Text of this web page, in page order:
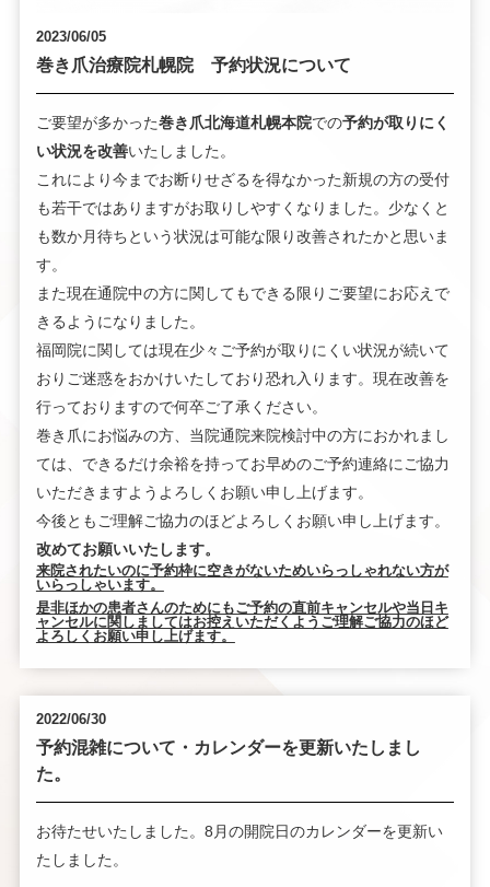
2023/06/05
巻き爪治療院札幌院 予約状況について
ご要望が多かった巻き爪北海道札幌本院での予約が取りにく
い状況を改善いたしました。
これにより今までお断りせざるを得なかった新規の方の受付
も若干ではありますがお取りしやすくなりました。少なくと
も数か月待ちという状況は可能な限り改善されたかと思いま
す。
また現在通院中の方に関してもできる限りご要望にお応えで
きるようになりました。
福岡院に関しては現在少々ご予約が取りにくい状況が続いて
おりご迷惑をおかけいたしており恐れ入ります。現在改善を
行っておりますので何卒ご了承ください。
巻き爪にお悩みの方、当院通院来院検討中の方におかれまし
ては、できるだけ余裕を持ってお早めのご予約連絡にご協力
いただきますようよろしくお願い申し上げます。
今後ともご理解ご協力のほどよろしくお願い申し上げます。
改めてお願いいたします。
来院されたいのに予約枠に空きがないためいらっしゃれない方が
いらっしゃいます。
是非ほかの患者さんのためにもご予約の直前キャンセルや当日キ
ャンセルに関しましてはお控えいただくようご理解ご協力のほど
よろしくお願い申し上げます。
2022/06/30
予約混雑について・カレンダーを更新いたしまし
た。
お待たせいたしました。8月の開院日のカレンダーを更新い
たしました。